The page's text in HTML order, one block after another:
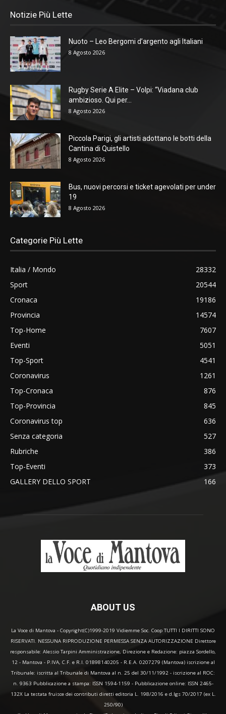
Notizie Più Lette
Nuoto – Leo Bergomi d’argento agli Italiani
8 Agosto 2026
Rugby Serie A Elite – Volpi: “Viadana club
ambizioso. Qui per...
8 Agosto 2026
Piccola Parigi, gli artisti adottano le botti della
Cantina di Quistello
8 Agosto 2026
Bus, nuovi percorsi e ticket agevolati per under
19
8 Agosto 2026
Categorie Più Lette
Italia / Mondo
28332
Sport
20544
Cronaca
19186
Provincia
14574
Top-Home
7607
Eventi
5051
Top-Sport
4541
Coronavirus
1261
Top-Cronaca
876
Top-Provincia
845
Coronavirus top
636
Senza categoria
527
Rubriche
386
Top-Eventi
373
GALLERY DELLO SPORT
166
ABOUT US
La Voce di Mantova - Copyright(C)1999-2019 Vidiemme Soc. Coop TUTTI I DIRITTI SONO
RISERVATI. NESSUNA RIPRODUZIONE PERMESSA SENZA AUTORIZZAZIONE Direttore
responsabile: Alessio Tarpini Amministrazione, Direzione e Redazione: piazza Sordello,
12 - Mantova - P.IVA, C.F. e R.I. 01898140205 - R.E.A. 0207279 (Mantova) iscrizione al
Tribunale: iscritta al Tribunale di Mantova al n. 25 del 30/11/1992 - iscrizione al ROC:
n. 9363 Pubblicazione a stampa: ISSN 1594-1159 - Pubblicazione online: ISSN 2465-
132X La testata fruisce dei contributi diretti editoria L. 198/2016 e d.lgs 70/2017 (ex L.
250/90)